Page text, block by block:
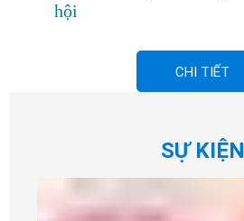
hội
CHI TIẾT
SỰ KIỆN